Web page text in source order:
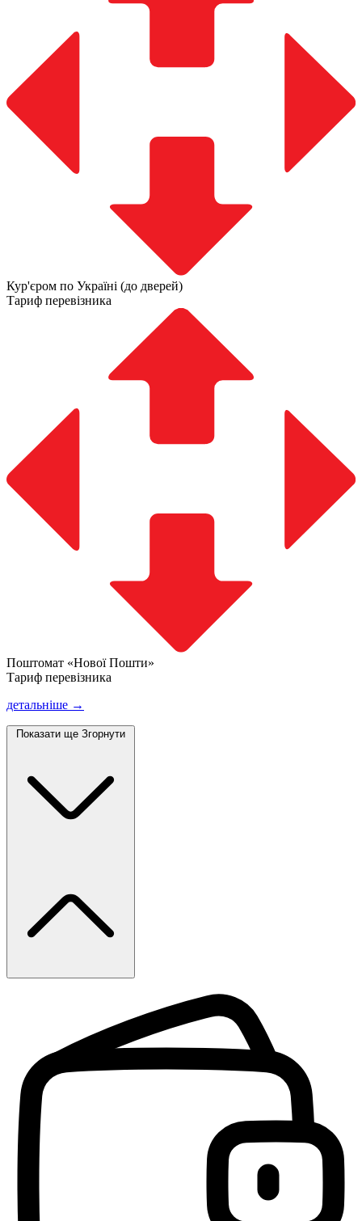
Кур'єром по Україні (до дверей)
Тариф перевізника
Поштомат «Нової Пошти»
Тариф перевізника
детальніше →
Показати ще Згорнути